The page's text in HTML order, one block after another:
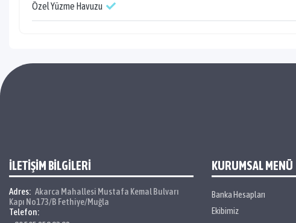
Özel Yüzme Havuzu
İLETİŞİM BİLGİLERİ
Adres: Akarca Mahallesi Mustafa Kemal Bulvarı
Kapı No173/B Fethiye/Muğla
Telefon:
KURUMSAL MENÜ
Banka Hesapları
Ekibimiz